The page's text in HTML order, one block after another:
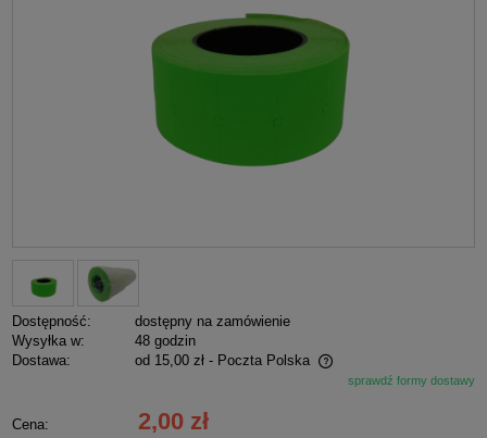
Dostępność:
dostępny na zamówienie
Wysyłka w:
48 godzin
Dostawa:
od 15,00 zł - Poczta Polska
Cena nie zawiera ewentualnych kosztów płatnościsprawdź formy dostawy
Cena: 2,00 zł